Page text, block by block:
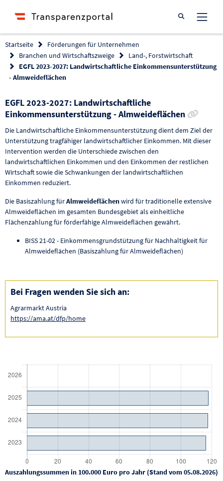
Suche öffnen
Startseite
Förderungen für Unternehmen
Branchen und Wirtschaftszweige
Land-, Forstwirtschaft
EGFL 2023-2027: Landwirtschaftliche Einkommensunterstützung
- Almweideflächen
EGFL 2023-2027: Landwirtschaftliche
Einkommensunterstützung - Almweideflächen
Die Landwirtschaftliche Einkommensunterstützung dient dem Ziel der
Unterstützung tragfähiger landwirtschaftlicher Einkommen. Mit dieser
Intervention werden die Unterschiede zwischen den
landwirtschaftlichen Einkommen und den Einkommen der restlichen
Wirtschaft sowie die Schwankungen der landwirtschaftlichen
Einkommen reduziert.
Die Basiszahlung fürAlmweideflächenwird für traditionelle extensive
Almweideflächen im gesamten Bundesgebiet als einheitliche
Flächenzahlung für förderfähige Almweideflächen gewährt.
BISS 21-02 - Einkommensgrundstützung für Nachhaltigkeit für
Almweideflächen (Basiszahlung für Almweideflächen)
Bei Fragen wenden Sie sich an:
Agrarmarkt Austria
https://ama.at/dfp/home
Auszahlungssummen in 100.000 Euro pro Jahr (Stand vom 05.08.2026)